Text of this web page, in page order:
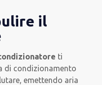
il
ti
di condizionamento
emettendo aria